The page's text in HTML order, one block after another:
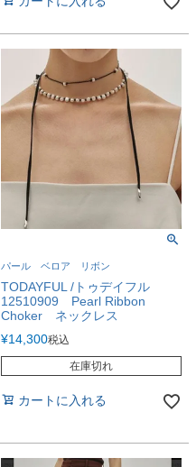
パール ベロア リボン
TODAYFUL /トゥデイフル
12510909 Pearl Ribbon
Choker ネックレス
¥14,300税込
在庫切れ
カートに入れる